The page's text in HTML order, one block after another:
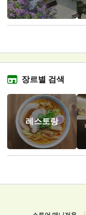
장르별 검색
레스토랑